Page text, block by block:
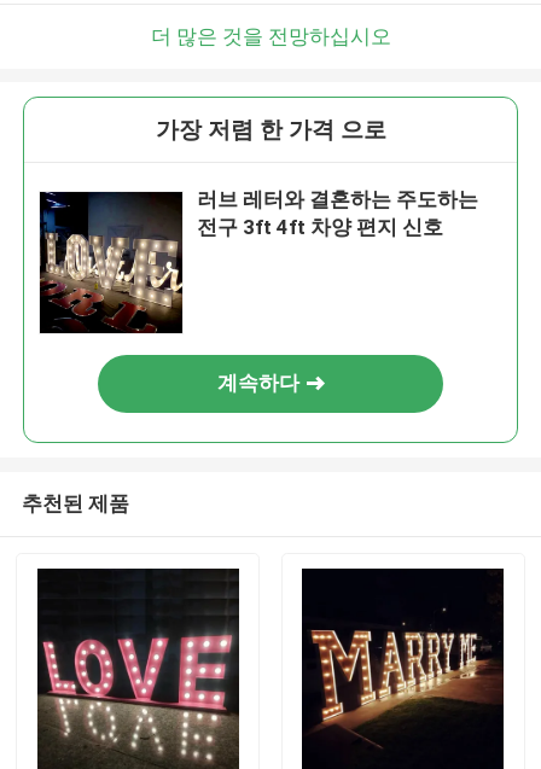
더 많은 것을 전망하십시오
가장 저렴 한 가격 으로
러브 레터와 결혼하는 주도하는
전구 3ft 4ft 차양 편지 신호
계속하다
추천된 제품